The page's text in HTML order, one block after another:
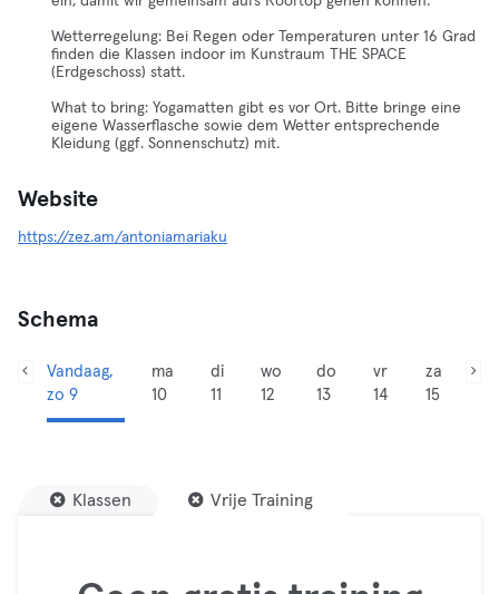
Wetterregelung: Bei Regen oder Temperaturen unter 16 Grad
finden die Klassen indoor im Kunstraum THE SPACE
(Erdgeschoss) statt.
What to bring: Yogamatten gibt es vor Ort. Bitte bringe eine
eigene Wasserflasche sowie dem Wetter entsprechende
Kleidung (ggf. Sonnenschutz) mit.
Website
https://zez.am/antoniamariaku
Schema
Vandaag,
zo 9
ma
10
di
11
wo
12
do
13
vr
14
za
15
Klassen Vrije Training